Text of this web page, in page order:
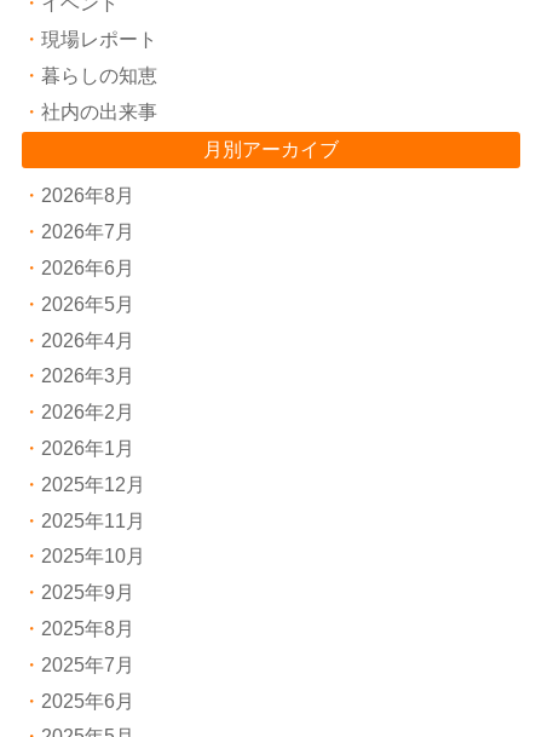
現場レポート
暮らしの知恵
社内の出来事
月別アーカイブ
2026年8月
2026年7月
2026年6月
2026年5月
2026年4月
2026年3月
2026年2月
2026年1月
2025年12月
2025年11月
2025年10月
2025年9月
2025年8月
2025年7月
2025年6月